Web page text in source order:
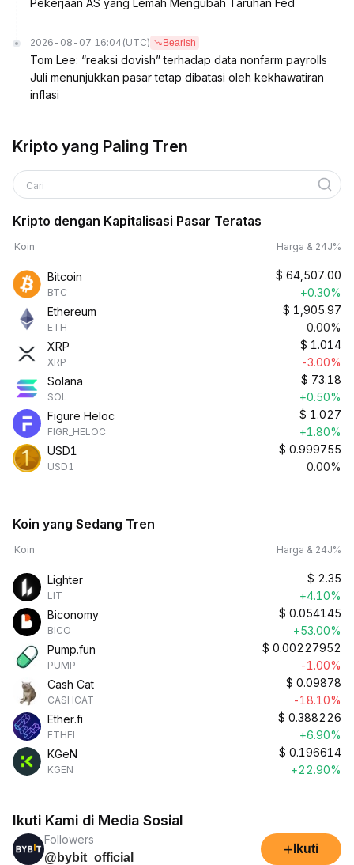
Pekerjaan AS yang Lemah Mengubah Taruhan Fed
2026-08-07 16:04 (UTC) Bearish
Tom Lee: “reaksi dovish” terhadap data nonfarm payrolls
Juli menunjukkan pasar tetap dibatasi oleh kekhawatiran
inflasi
Kripto yang Paling Tren
Cari
Kripto dengan Kapitalisasi Pasar Teratas
Koin Harga & 24J%
Bitcoin
BTC
$ 64,507.00
+0.30%
Ethereum
ETH
$ 1,905.97
0.00%
XRP
XRP
$ 1.014
-3.00%
Solana
SOL
$ 73.18
+0.50%
Figure Heloc
FIGR_HELOC
$ 1.027
+1.80%
USD1
USD1
$ 0.999755
0.00%
Koin yang Sedang Tren
Koin Harga & 24J%
Lighter
LIT
$ 2.35
+4.10%
Biconomy
BICO
$ 0.054145
+53.00%
Pump.fun
PUMP
$ 0.00227952
-1.00%
Cash Cat
CASHCAT
$ 0.09878
-18.10%
Ether.fi
ETHFI
$ 0.388226
+6.90%
KGeN
KGEN
$ 0.196614
+22.90%
Ikuti Kami di Media Sosial
Followers
@bybit_official
+ Ikuti